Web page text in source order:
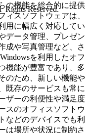
の機能を総合的に提供
ィスソフトウェアは、
用に幅広く対応してい
データ管理、プレゼン
成や写真管理など、さ
を利用したオフ
機能が豊富であり、多
のため、新しい機能や
既存のサービスも常に
ザーの利便性や満足度
スのオフィスソフトウ
などのデバイスでも利
は場所や状況に制約さ
Rights Reserved.